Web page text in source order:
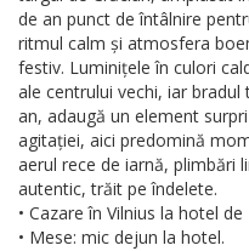
de an punct de întâlnire
ritmul calm și atmosfera
festiv. Luminițele în culori
ale centrului vechi, iar
an, adaugă un element
agitației, aici predomină
aerul rece de iarnă, plimbări
autentic, trăit pe îndelete.
• Cazare în Vilnius la hotel
• Mese: mic dejun la hotel.